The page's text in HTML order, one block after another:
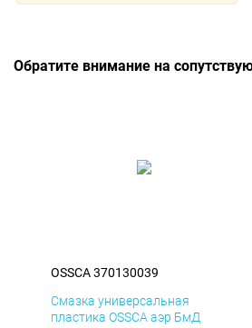
Обратите внимание на
OSSCA 370130039
Смазка универсальная
пластика OSSCA аэр БмД